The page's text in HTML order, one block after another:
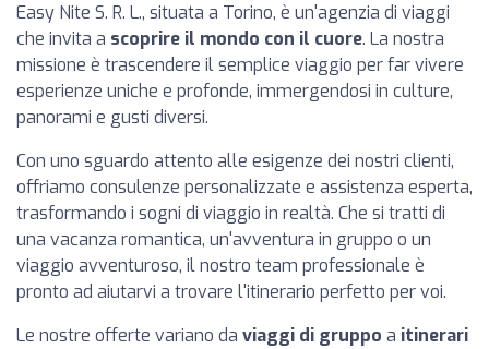
Easy Nite S. R. L., situata a Torino, è un'agenzia di viaggi
che invita a scoprire il mondo con il cuore. La nostra
missione è trascendere il semplice viaggio per far vivere
esperienze uniche e profonde, immergendosi in culture,
panorami e gusti diversi.
Con uno sguardo attento alle esigenze dei nostri clienti,
offriamo consulenze personalizzate e assistenza esperta,
trasformando i sogni di viaggio in realtà. Che si tratti di
una vacanza romantica, un'avventura in gruppo o un
viaggio avventuroso, il nostro team professionale è
pronto ad aiutarvi a trovare l'itinerario perfetto per voi.
Le nostre offerte variano da viaggi di gruppo a itinerari